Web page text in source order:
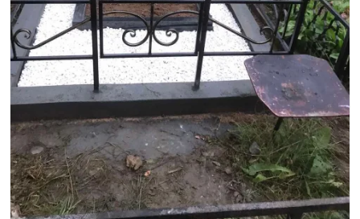
Гранитные ограды
15 моделей
Металлические ограды
50 моделей
Гранитные цветники
7 моделей
Столы и лавки
23 модели
Вазы и лампады